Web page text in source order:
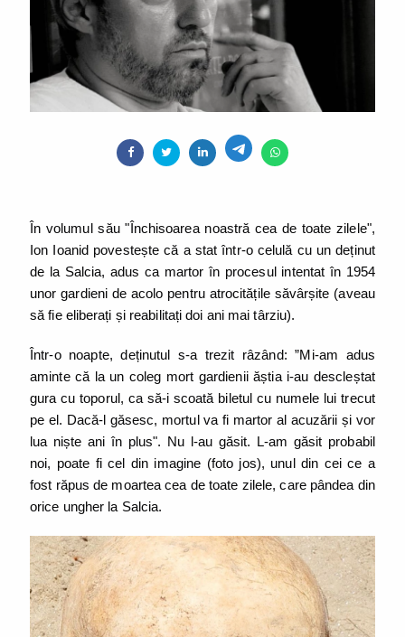
În volumul său "Închisoarea noastră cea de toate zilele",
Ion Ioanid povestește că a stat într-o celulă cu un deținut
de la Salcia, adus ca martor în procesul intentat în 1954
unor gardieni de acolo pentru atrocitățile săvârșite (aveau
să fie eliberați și reabilitați doi ani mai târziu).
Într-o noapte, deținutul s-a trezit râzând: ”Mi-am adus
aminte că la un coleg mort gardienii ăștia i-au descleștat
gura cu toporul, ca să-i scoată biletul cu numele lui trecut
pe el. Dacă-l găsesc, mortul va fi martor al acuzării și vor
lua niște ani în plus". Nu l-au găsit. L-am găsit probabil
noi, poate fi cel din imagine (foto jos), unul din cei ce a
fost răpus de moartea cea de toate zilele, care pândea din
orice ungher la Salcia.